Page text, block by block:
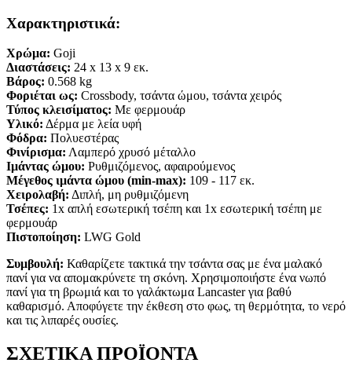
Χαρακτηριστικά:
Χρώμα: Goji
Διαστάσεις: 24 x 13 x 9 εκ.
Βάρος: 0.568 kg
Φοριέται ως: Crossbody, τσάντα ώμου, τσάντα χειρός
Τύπος κλεισίματος: Με φερμουάρ
Υλικό: Δέρμα με λεία υφή
Φόδρα: Πολυεστέρας
Φινίρισμα: Λαμπερό χρυσό μέταλλο
Ιμάντας ώμου: Ρυθμιζόμενος, αφαιρούμενος
Μέγεθος ιμάντα ώμου (min-max): 109 - 117 εκ.
Χειρολαβή: Διπλή, μη ρυθμιζόμενη
Τσέπες: 1x απλή εσωτερική τσέπη και 1x εσωτερική τσέπη με
φερμουάρ
Πιστοποίηση: LWG Gold
Συμβουλή: Καθαρίζετε τακτικά την τσάντα σας με ένα μαλακό
πανί για να απομακρύνετε τη σκόνη. Χρησιμοποιήστε ένα νωπό
πανί για τη βρωμιά και το γαλάκτωμα Lancaster για βαθύ
καθαρισμό. Αποφύγετε την έκθεση στο φως, τη θερμότητα, το νερό
και τις λιπαρές ουσίες.
ΣΧΕΤΙΚΑ ΠΡΟΪΟΝΤΑ